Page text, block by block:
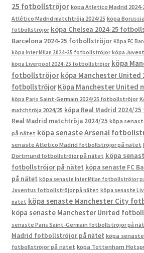
25 fotbollströjor köpa Atletico Madrid
Atlético Madrid matchtröja 2024/25 köpa
fotbollströjor köpa Chelsea 2024-25
Barcelona 2024-25 fotbollströjor Köpa FC
köpa Inter Milan 2024-25 fotbollströjor köpa
köpa Liverpool 2024-25 fotbollströjor köpa
fotbollströjor köpa Manchester United
fotbollströjor Köpa Manchester United
köpa Paris Saint-Germain 2024/25 fotbollströjor
matchtröja 2024/25 köpa Real Madrid 2024/
Real Madrid matchtröja 2024/25 köpa
på nätet köpa senaste Arsenal
senaste Atletico Madrid fotbollströjor på nätet
Dortmund fotbollströjor på nätet köpa
fotbollströjor på nätet köpa senaste FC
på nätet köpa senaste Inter Milan fotbollströjor
Juventus fotbollströjor på nätet köpa senaste
nätet köpa senaste Manchester City
köpa senaste Manchester United
senaste Paris Saint-Germain fotbollströjor på
Madrid fotbollströjor på nätet köpa
fotbollströjor på nätet köpa Tottenham